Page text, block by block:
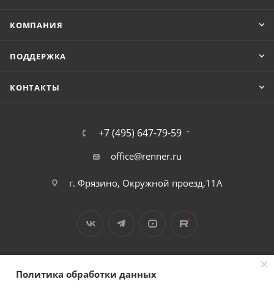
КОМПАНИЯ
ПОДДЕРЖКА
КОНТАКТЫ
+7 (495) 647-79-59
office@renner.ru
г. Фрязино, Окружной проезд,11А
Политика обработки данных